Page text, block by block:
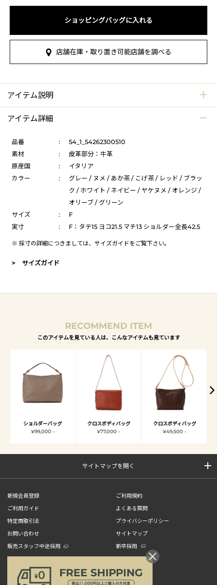
ショッピングバッグに入れる
店舗在庫・取り置き可能店舗を調べる
アイテム説明
アイテム詳細
品番 :
54_1_54262300510
素材
:
皮革部分：牛革
原産国
:
イタリア
カラー
:
グレー / ヌメ / あか茶 / こげ茶 / レッド / ブラッ
ク / ホワイト / ネイビー / ヤケヌメ / オレンジ /
オリーブ / グリーン
サイズ
:
F
実寸
: F：タテ15 ヨコ21.5 マチ13 ショルダー全長42.5
※ 採寸の詳細につきましては、 サイズガイドをご覧下さい。
> サイズガイド
RECOMMEND ITEM
このアイテムを見ている人は、こんなアイテムも見ています
ショルダーバッグ
¥99,000 -
クロスボディバッグ
¥77,000 -
クロスボディバッグ
¥49,500 -
サイトマップを開く
新規会員登録
ご利用規約
ご利用ガイド
よくある質問
特定商取引法
プライバシーポリシー
お問い合わせ
サイトマップ
販売スタッフ中途採用
新卒採用